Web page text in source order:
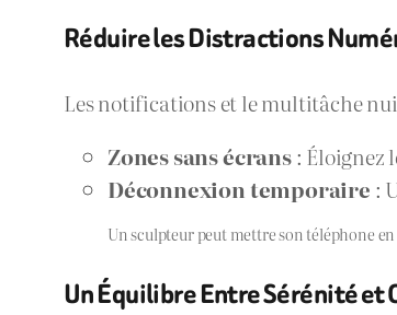
Réduire les Distractions
Les notifications et le multitâche
Zones sans écrans: Éloignez
Déconnexion temporaire :
Un sculpteur peut mettre son téléphone
Un Équilibre Entre Sérénité